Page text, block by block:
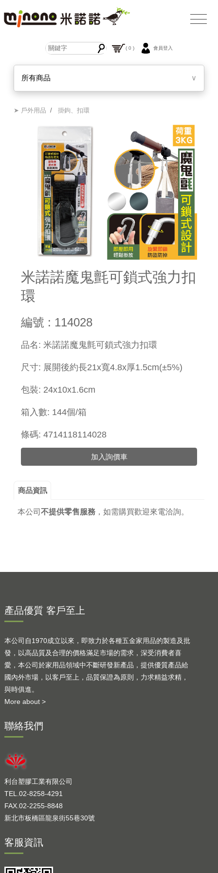
( 0 ) 會員登入
所有商品 ∨
➤ 戶外用品 /掛鉤、扣環
米諾諾魔鬼氈可鎖式強力扣
環
編號 : 114028
品名: 米諾諾魔鬼氈可鎖式強力扣環
尺寸: 展開後約長21x寬4.8x厚1.5cm(±5%)
包裝: 24x10x1.6cm
箱入數: 144個/箱
條碼: 4714118114028
加入詢價車
商品資訊
本公司 不提供零售服務， 如需購買歡迎來電洽詢。
產品優質 客戶至上
本公司自1970成立以來，即致力於各種五金家用品的製造及批
發，以高品質及合理的價格滿足市場的需求，深受消費者喜
愛，本公司於家用品領域中不斷研發新產品，提供優質產品給
國內外市場，以客戶至上，品質保證為原則，力求精益求精，
與時俱進。
More about >
聯絡我們
利台塑膠工業有限公司
TEL.02-8258-4291
FAX.02-2255-8848
新北市板橋區龍泉街55巷30號
客服資訊